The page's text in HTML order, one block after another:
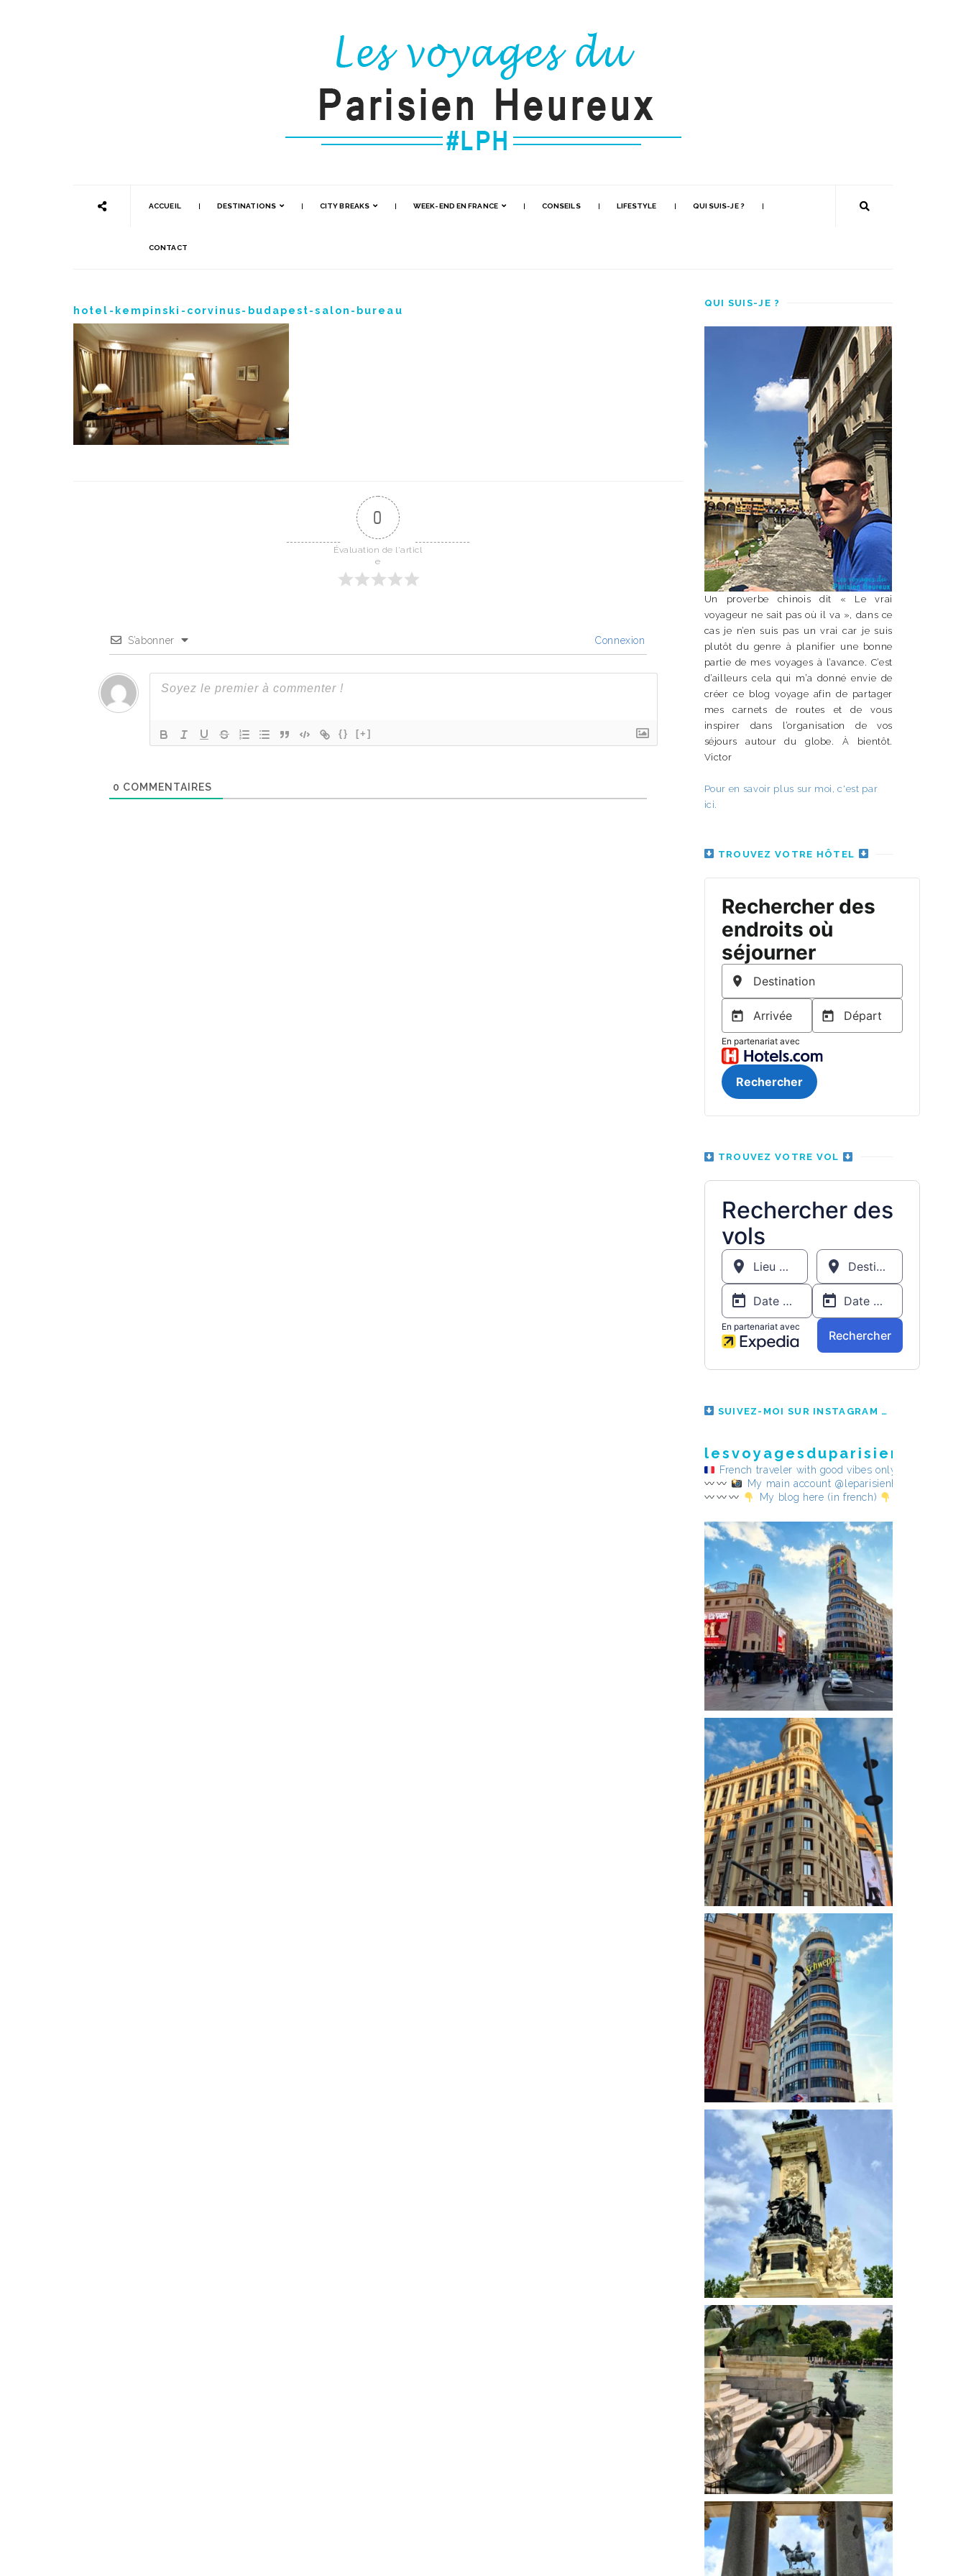
ACCUEIL DESTINATIONS CITY BREAKS WEEK-END EN FRANCE CONSEILS LIFESTYLE QUI SUIS-JE ?
CONTACT
hotel-kempinski-corvinus-budapest-salon-bureau
0
Évaluation de l'articl
e
S’abonner Connexion
{} [+]
0 COMMENTAIRES
QUI SUIS-JE ?
Un proverbe chinois dit « Le vrai
voyageur ne sait pas où il va », dans ce
cas je n’en suis pas un vrai car je suis
plutôt du genre à planifier une bonne
partie de mes voyages à l’avance. C’est
d’ailleurs cela qui m’a donné envie de
créer ce blog voyage afin de partager
mes carnets de routes et de vous
inspirer dans l’organisation de vos
séjours autour du globe. À bientôt.
Victor
Pour en savoir plus sur moi, c'est par
ici.
TROUVEZ VOTRE HÔTEL
TROUVEZ VOTRE VOL
SUIVEZ-MOI SUR INSTAGRAM
French traveler with good vibes only
My main account @leparisienheureux
My blog here (in french)